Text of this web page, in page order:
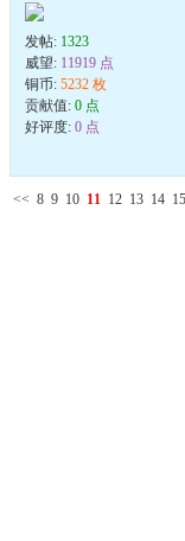
发帖: 1323
威望: 11919 点
铜币: 5232 枚
贡献值: 0 点
好评度: 0 点
<< 8 9 10 11 12 13 14 15